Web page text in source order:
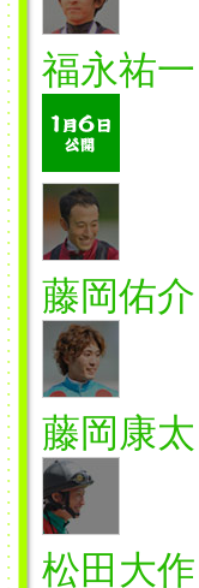
福永祐一
藤岡佑介
藤岡康太
松田大作